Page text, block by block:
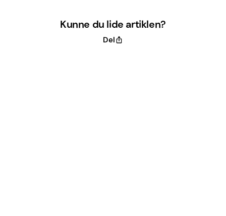
Kunne du lide artiklen?
Del